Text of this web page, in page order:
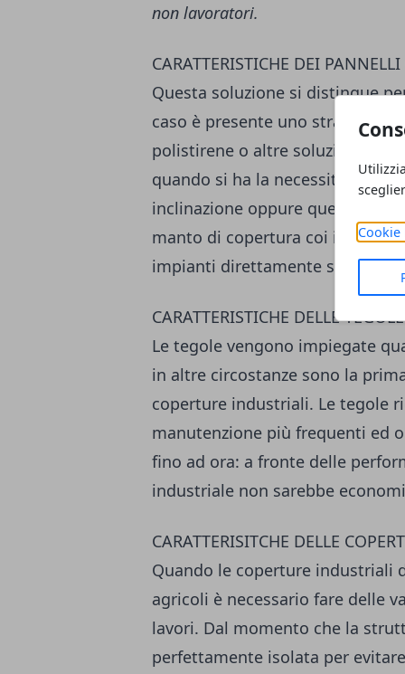
Cookie
non lavoratori.
CARATTERISTICHE DEI
Questa soluzione si distingue
caso è presente uno strato di
polistirene o altre soluzioni. I
quando si ha la necessità di
inclinazione oppure quelle che
manto di copertura coi i pannelli
impianti direttamente sul tetto.
CARATTERISTICHE DELLE TEGOLE
Le tegole vengono impiegate
in altre circostanze sono la
coperture industriali. Le tegole
manutenzione più frequenti ed
fino ad ora: a fronte delle
industriale non sarebbe
CARATTERISITCHE DELLE
Quando le coperture industriali
agricoli è necessario fare delle
lavori. Dal momento che la
perfettamente isolata per